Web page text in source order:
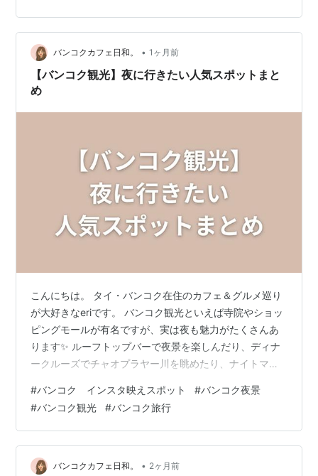
す。店内にはコンパニオンの女性たちがおり、料理の配
膳係としてだけでなく、一緒にお酒を飲みながら相手を
してくれるという、日本には無い「ハイブリッド型」の
スタイルをとっています。純粋に静かな食事を楽しみた
いというよりは、楽しくワイワイ飲みたい、女性と…
バンコクカフェ日和。 • 1ヶ月前
【バンコク観光】夜に行きたい人気スポットまと
め
こんにちは。 タイ・バンコク在住のカフェ＆グルメ巡り
が大好きなeriです。 バンコク観光といえば寺院やショッ
ピングモールが有名ですが、実は夜も魅力がたくさんあ
ります✨ ルーフトップバーで夜景を楽しんだり、ディナ
ークルーズでチャオプラヤー川を眺めたり、ナイトマー
訪れて良かった「バンコクの夜におすすめのスポット」
をまとめました🌙 ルーフトップバー TRIBe Sky Beach
Club Tichuca Rooftop Bar ディナークルーズ チャオプラ
ヤープリンセス バンコク最大の夜遊びスポット カオサン
通り ルーフトップバー バンコクといえ…
#バンコク インスタ映えスポット #バンコク夜景
#バンコク観光 #バンコク旅行
バンコクカフェ日和。 • 2ヶ月前